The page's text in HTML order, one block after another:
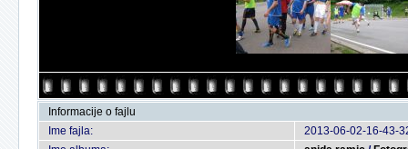
Informacije o fajlu
Ime fajla:
2013-06-02-16-43-